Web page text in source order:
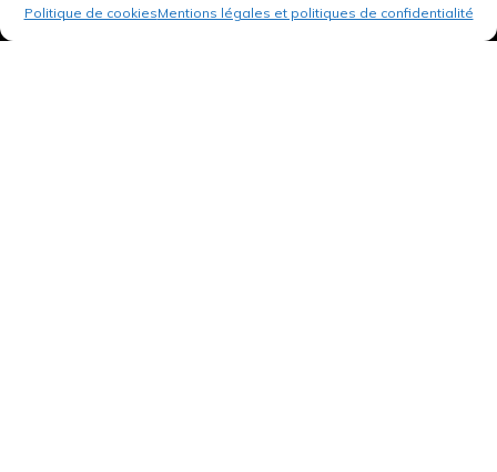
Politique de cookiesMentions légales et politiques de confidentialité